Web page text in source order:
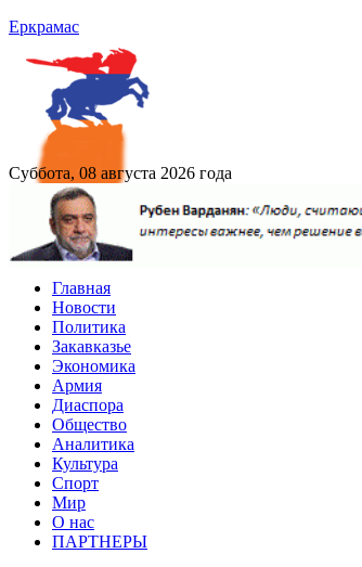
Еркрамас
Суббота, 08 августа 2026 года
Главная
Новости
Политика
Закавказье
Экономика
Армия
Диаспора
Общество
Аналитика
Культура
Спорт
Мир
О нас
ПАРТНЕРЫ